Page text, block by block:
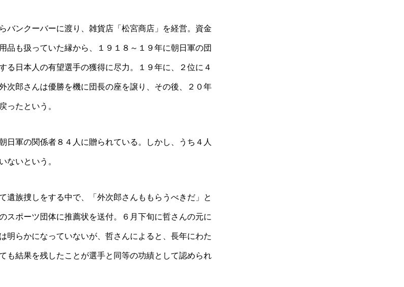
ンクーバーに渡り、雑貨店「松宮商店」を経営。資金
品も扱っていた縁から、１９１８～１９年に朝日軍の団
る日本人の有望選手の獲得に尽力。１９年に、２位に４
次郎さんは優勝を機に団長の座を譲り、その後、２０年
ったという。
軍の関係者８４人に贈られている。しかし、うち４人
ないという。
族捜しをする中で、「外次郎さんももらうべきだ」と
スポーツ団体に推薦状を送付。６月下旬に哲さんの元に
明らかになっていないが、哲さんによると、長年にわた
も結果を残したことが選手と同等の功績として認められ